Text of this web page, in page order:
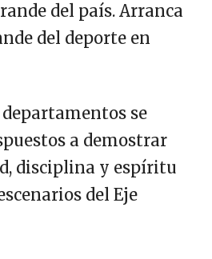
del país. Arranca
del deporte en
se
a demostrar
disciplina y espíritu
del Eje